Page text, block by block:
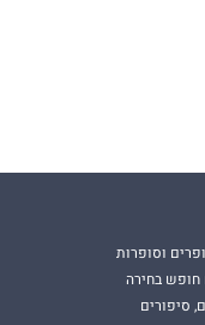
וסופרות
חופש בחירה
סיפורים